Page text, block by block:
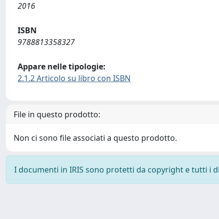
2016
ISBN
9788813358327
Appare nelle tipologie:
2.1.2 Articolo su libro con ISBN
File in questo prodotto:
Non ci sono file associati a questo prodotto.
I documenti in IRIS sono protetti da copyright e tutti i